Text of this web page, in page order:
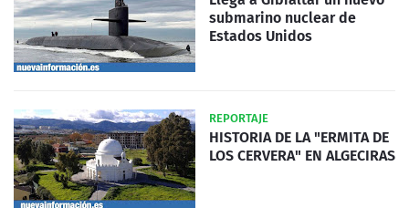
submarino nuclear de
Estados Unidos
REPORTAJE
HISTORIA DE LA "ERMITA DE
LOS CERVERA" EN ALGECIRAS